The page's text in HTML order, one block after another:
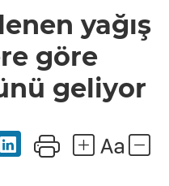
göre
Çarşamba
geliyor
yağış
göre
geliyor